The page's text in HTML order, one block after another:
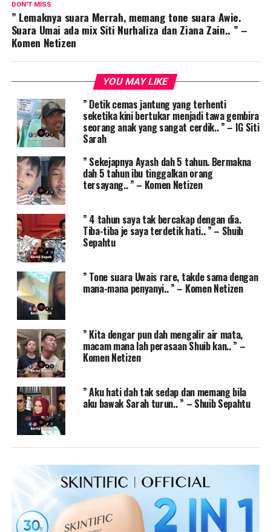
DON'T MISS
” Lemaknya suara Merrah, memang tone suara Awie.
Suara Umai ada mix Siti Nurhaliza dan Ziana Zain.. ” –
Komen Netizen
YOU MAY LIKE
” Detik cemas jantung yang terhenti
seketika kini bertukar menjadi tawa gembira
seorang anak yang sangat cerdik.. ” – IG Siti
Sarah
” Sekejapnya Ayash dah 5 tahun. Bermakna
dah 5 tahun ibu tinggalkan orang
tersayang.. ” – Komen Netizen
” 4 tahun saya tak bercakap dengan dia.
Tiba-tiba je saya terdetik hati.. ” – Shuib
Sepahtu
” Tone suara Uwais rare, takde sama dengan
mana-mana penyanyi.. ” – Komen Netizen
” Kita dengar pun dah mengalir air mata,
macam mana lah perasaan Shuib kan.. ” –
Komen Netizen
” Aku hati dah tak sedap dan memang bila
aku bawak Sarah turun.. ” – Shuib Sepahtu